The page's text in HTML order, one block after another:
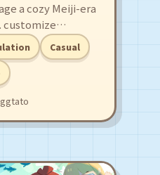
a cozy Meiji-era
customize
tradition and
create a peaceful
Casual